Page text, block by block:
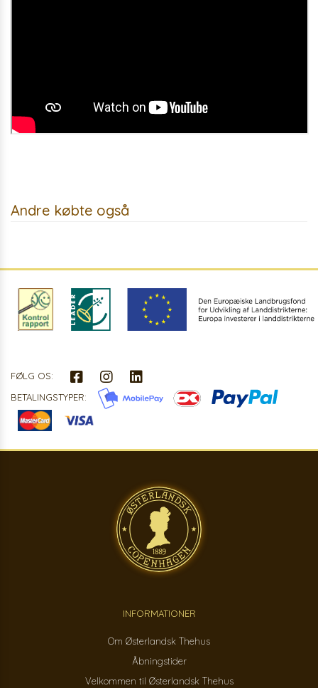
Andre købte også
FØLG OS:
BETALINGSTYPER:
INFORMATIONER
Om Østerlandsk Thehus
Åbningstider
Velkommen til Østerlandsk Thehus